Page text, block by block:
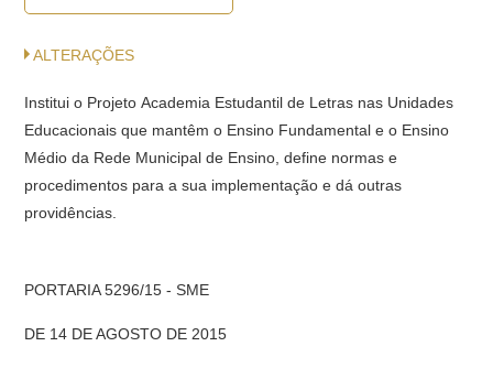
ALTERAÇÕES
Institui o Projeto Academia Estudantil de Letras nas Unidades
Educacionais que mantêm o Ensino Fundamental e o Ensino
Médio da Rede Municipal de Ensino, define normas e
procedimentos para a sua implementação e dá outras
providências.
PORTARIA 5296/15 - SME
DE 14 DE AGOSTO DE 2015